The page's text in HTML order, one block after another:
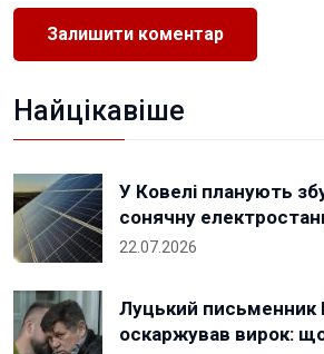
Найцікавіше
У Ковелі планують
сонячну
22.07.2026
Луцький письменник
оскаржував вирок: